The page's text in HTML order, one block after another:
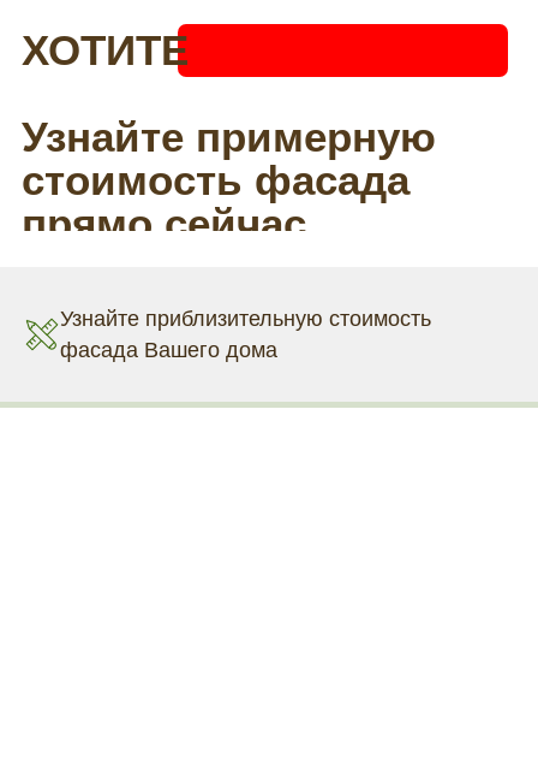
Узнайте приблизительную стоимость
фасада Вашего дома